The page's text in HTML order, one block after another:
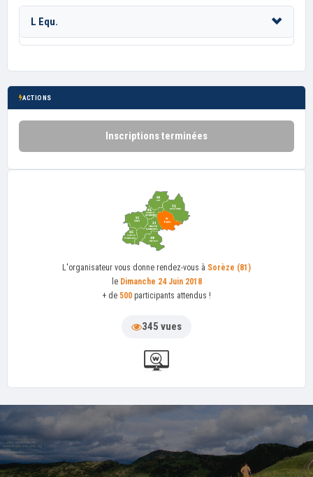
L Equ.
ACTIONS
Inscriptions terminées
L'organisateur vous donne rendez-vous à Sorèze (81)
le Dimanche 24 Juin 2018
+ de 500 participants attendus !
345 vues